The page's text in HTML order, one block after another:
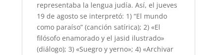
representaba la lengua judía. Así, el jueves
19 de agosto se interpretó: 1) “El mundo
como paraíso” (canción satírica); 2) «El
filósofo enamorado y el jasid ilustrado»
(diálogo); 3) «Suegro y yerno»; 4) «Archivar